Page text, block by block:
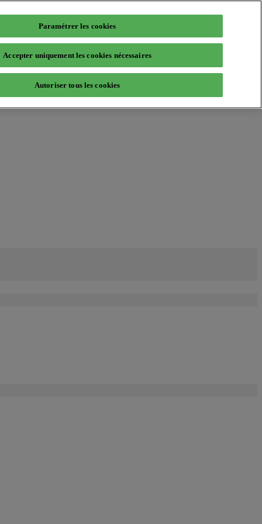
Paramétrer les cookies
Accepter uniquement les cookies nécessaires
Autoriser tous les cookies